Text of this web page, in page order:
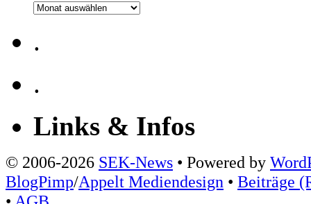
Archiv
.
.
Links & Infos
© 2006-2026 SEK-News • Powered by
BlogPimp/Appelt Mediendesign • Beiträge